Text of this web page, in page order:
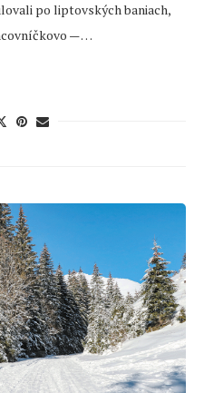
po liptovských baniach,
— …